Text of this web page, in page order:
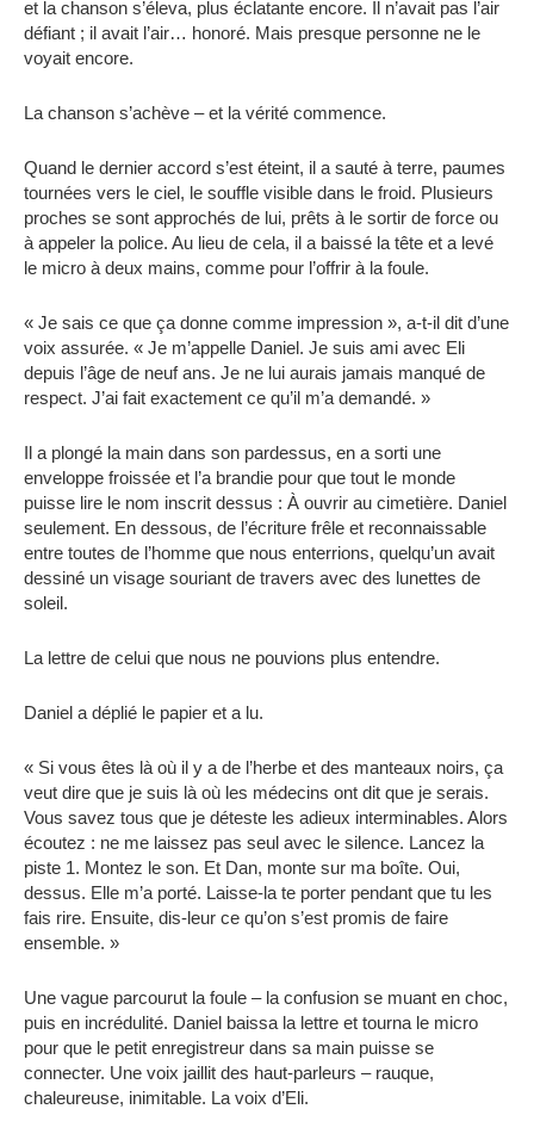
et la chanson s’éleva, plus éclatante encore. Il n’avait pas l’air
défiant ; il avait l’air… honoré. Mais presque personne ne le
voyait encore.
La chanson s’achève – et la vérité commence.
Quand le dernier accord s’est éteint, il a sauté à terre, paumes
tournées vers le ciel, le souffle visible dans le froid. Plusieurs
proches se sont approchés de lui, prêts à le sortir de force ou
à appeler la police. Au lieu de cela, il a baissé la tête et a levé
le micro à deux mains, comme pour l’offrir à la foule.
« Je sais ce que ça donne comme impression », a-t-il dit d’une
voix assurée. « Je m’appelle Daniel. Je suis ami avec Eli
depuis l’âge de neuf ans. Je ne lui aurais jamais manqué de
respect. J’ai fait exactement ce qu’il m’a demandé. »
Il a plongé la main dans son pardessus, en a sorti une
enveloppe froissée et l’a brandie pour que tout le monde
puisse lire le nom inscrit dessus : À ouvrir au cimetière. Daniel
seulement. En dessous, de l’écriture frêle et reconnaissable
entre toutes de l’homme que nous enterrions, quelqu’un avait
dessiné un visage souriant de travers avec des lunettes de
soleil.
La lettre de celui que nous ne pouvions plus entendre.
Daniel a déplié le papier et a lu.
« Si vous êtes là où il y a de l’herbe et des manteaux noirs, ça
veut dire que je suis là où les médecins ont dit que je serais.
Vous savez tous que je déteste les adieux interminables. Alors
écoutez : ne me laissez pas seul avec le silence. Lancez la
piste 1. Montez le son. Et Dan, monte sur ma boîte. Oui,
dessus. Elle m’a porté. Laisse-la te porter pendant que tu les
fais rire. Ensuite, dis-leur ce qu’on s’est promis de faire
ensemble. »
Une vague parcourut la foule – la confusion se muant en choc,
puis en incrédulité. Daniel baissa la lettre et tourna le micro
pour que le petit enregistreur dans sa main puisse se
connecter. Une voix jaillit des haut-parleurs – rauque,
chaleureuse, inimitable. La voix d’Eli.